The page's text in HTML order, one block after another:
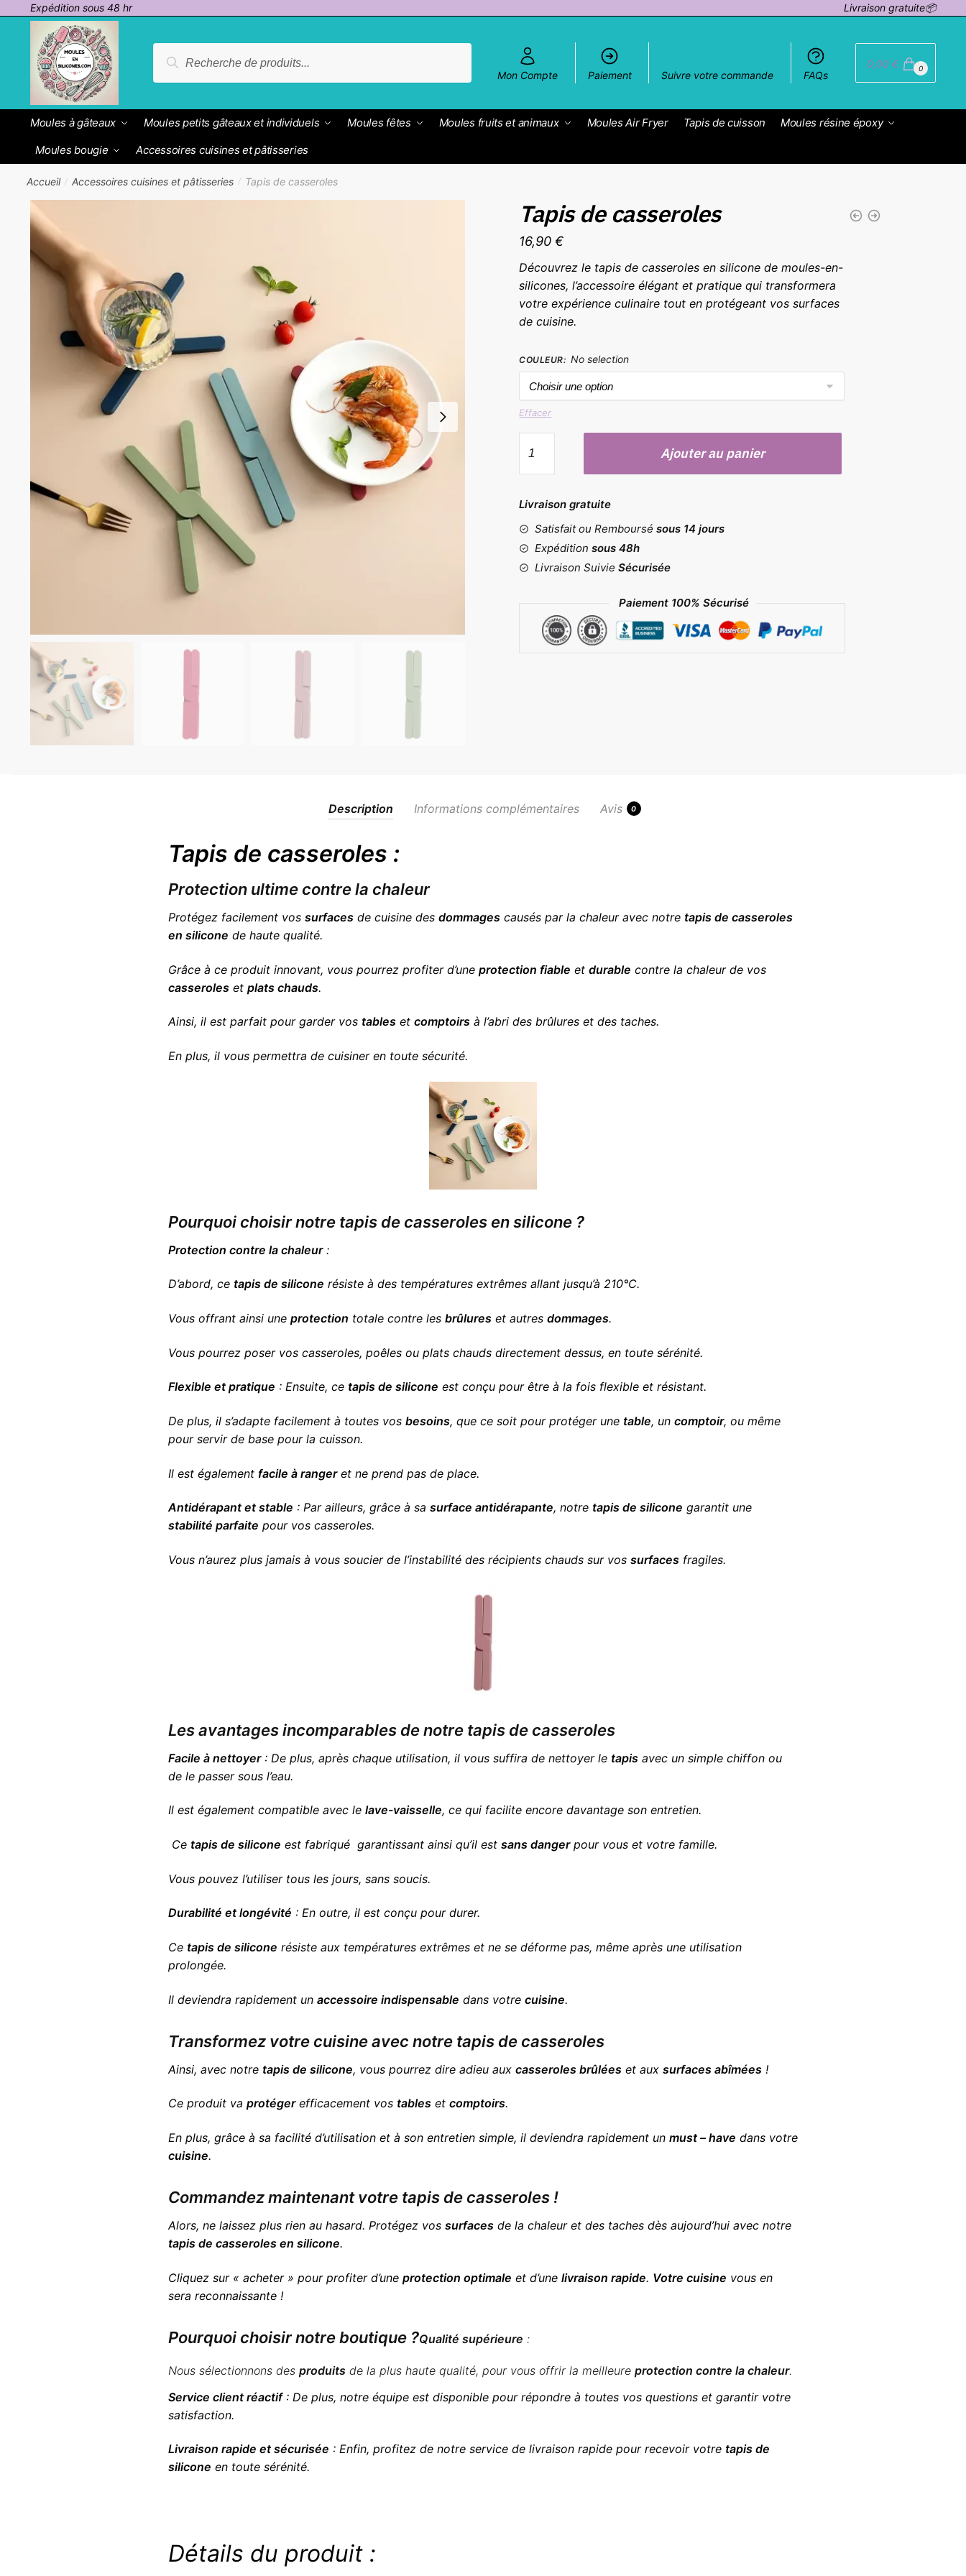
Passer
navigation
contenu
Expédition sous 48 hr Livraison gratuite📦
pour :
Recherche
Mon Compte
Paiement Suivre votre commande FAQs
0,00€ 0
Moules à gâteaux Moules petits gâteaux et individuels Moules fêtes Moules fruits et animaux Moules Air Fryer Tapis de cuisson
Moules résine époxy
Moules bougie
Accessoires cuisines et pâtisseries
Accueil / Accessoires cuisines et pâtisseries / Tapis de casseroles
Tapis de casseroles
16,90€
Découvrez le tapis de casseroles en silicone de moules-en-
silicones, l’accessoire élégant et pratique qui transformera
votre expérience culinaire tout en protégeant vos surfaces
de cuisine.
COULEUR: No selection
Effacer
de
Tapis
casseroles
Ajouter au panier
Livraison gratuite
Satisfait ou Remboursésous 14 jours
Expédition sous 48h
Livraison SuivieSécurisée
Paiement 100% Sécurisé
Description Informations complémentaires Avis 0
Tapis de casseroles :
Protection ultime contre la chaleur
Protégez facilement vos surfacesde cuisine des dommagescausés par la chaleur avec notre tapis de casseroles
en silicone de haute qualité.
Grâce à ce produit innovant, vous pourrez profiter d’une protection fiable et durable contre la chaleur de vos
casseroleset plats chauds.
Ainsi, il est parfait pour garder vos tableset comptoirsà l’abri des brûlures et des taches.
En plus, il vous permettra de cuisiner en toute sécurité.
Pourquoi choisir notre tapis de casseroles en silicone ?
Protection contre la chaleur:
D’abord, ce tapis de silicone résiste à des températures extrêmes allant jusqu’à 210°C.
Vous offrant ainsi une protection totale contre les brûlureset autres dommages.
Vous pourrez poser vos casseroles, poêles ou plats chauds directement dessus, en toute sérénité.
Flexible et pratique : Ensuite, ce tapis de silicone est conçu pour être à la fois flexible et résistant.
De plus, il s’adapte facilement à toutes vos besoins, que ce soit pour protéger une table, un comptoir, ou même
pour servir de base pour la cuisson.
Il est également facile à rangeret ne prend pas de place.
Antidérapant et stable : Par ailleurs, grâce à sa surface antidérapante, notre tapis de silicone garantit une
stabilité parfaite pour vos casseroles.
Vous n’aurez plus jamais à vous soucier de l’instabilité des récipients chauds sur vos surfacesfragiles.
Les avantages incomparables de notre tapis de casseroles
Facile à nettoyer: De plus, après chaque utilisation, il vous suffira de nettoyer le tapisavec un simple chiffon ou
de le passer sous l’eau.
Il est également compatible avec le lave-vaisselle, ce qui facilite encore davantage son entretien.
Ce tapis de silicone est fabriqué garantissant ainsi qu’il est sans dangerpour vous et votre famille.
Vous pouvez l’utiliser tous les jours, sans soucis.
Durabilité et longévité : En outre, il est conçu pour durer.
Ce tapis de silicone résiste aux températures extrêmes et ne se déforme pas, même après une utilisation
prolongée.
Il deviendra rapidement un accessoire indispensable dans votre cuisine.
Transformez votre cuisine avec notre tapis de casseroles
Ainsi, avec notre tapis de silicone, vous pourrez dire adieu aux casseroles brûléeset aux surfaces abîmées!
Ce produit va protégerefficacement vos tableset comptoirs.
En plus, grâce à sa facilité d’utilisation et à son entretien simple, il deviendra rapidement un must – have dans votre
cuisine.
Commandez maintenant votre tapis de casseroles !
Alors, ne laissez plus rien au hasard. Protégez vos surfacesde la chaleur et des taches dès aujourd’hui avec notre
tapis de casseroles en silicone.
Cliquez sur « acheter » pour profiter d’une protection optimale et d’une livraison rapide. Votre cuisine vous en
sera reconnaissante !
Pourquoi choisir notre boutique ?Qualité supérieure :
Nous sélectionnons des produitsde la plus haute qualité, pour vous offrir la meilleure protection contre la chaleur.
Service client réactif: De plus, notre équipe est disponible pour répondre à toutes vos questions et garantir votre
satisfaction.
Livraison rapide et sécurisée : Enfin, profitez de notre service de livraison rapide pour recevoir votre tapis de
silicone en toute sérénité.
Détails du produit :